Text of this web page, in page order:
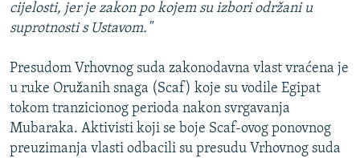
cijelosti, jer je zakon po kojem su izbori održani u
suprotnosti s Ustavom."
Presudom Vrhovnog suda zakonodavna vlast vraćena je
u ruke Oružanih snaga (Scaf) koje su vodile Egipat
tokom tranzicionog perioda nakon svrgavanja
Mubaraka. Aktivisti koji se boje Scaf-ovog ponovnog
preuzimanja vlasti odbacili su presudu Vrhovnog suda